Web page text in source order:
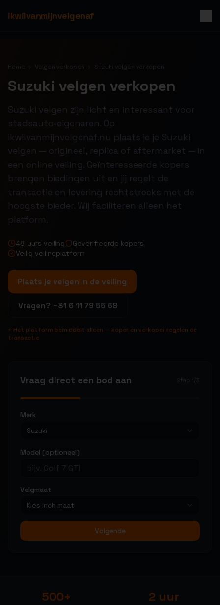
ikwilvanmijnvelgenaf
Home Velgen verkopen Suzuki velgen verkopen
Suzuki velgen verkopen
Suzuki velgen zijn licht en interessant voor
stadsauto-eigenaren. Op
ikwilvanmijnvelgenaf.nu plaats je je Suzuki
velgen — origineel, replica of aftermarket — in
een online veiling. Geïnteresseerde kopers
brengen biedingen uit en jij regelt de
transactie en levering rechtstreeks met de
hoogste bieder. Wij faciliteren alleen het
platform.
48-uurs veiling
Geverifieerde kopers
Veilig veilingplatform
Plaats je velgen in de veiling
Vragen? +31 6 11 79 55 68
⚡ Het platform bemiddelt alleen — koper en verkoper regelen de
transactie
Vraag direct een bod aan
Merk
Suzuki
Model (optioneel)
Velgmaat
Kies inch maat
Volgende
500+ 2 uur